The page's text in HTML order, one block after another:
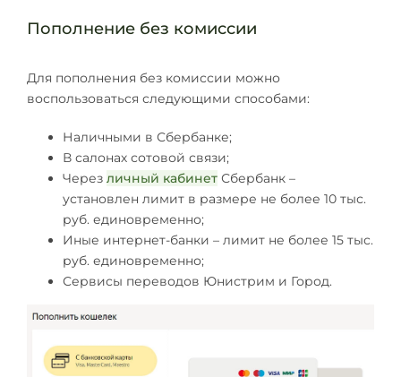
Пополнение без комиссии
Для пополнения без комиссии можно
воспользоваться следующими способами:
Наличными в Сбербанке;
В салонах сотовой связи;
Через личный кабинет Сбербанк –
установлен лимит в размере не более 10 тыс.
руб. единовременно;
Иные интернет-банки – лимит не более 15 тыс.
руб. единовременно;
Сервисы переводов Юнистрим и Город.